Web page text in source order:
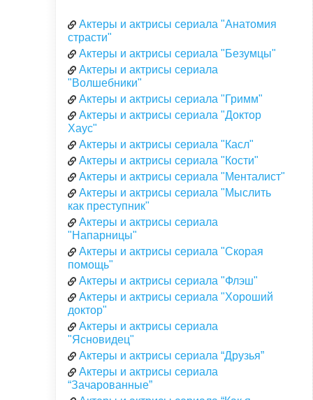
Актеры и актрисы сериала "Анатомия
страсти"
Актеры и актрисы сериала "Безумцы"
Актеры и актрисы сериала
"Волшебники"
Актеры и актрисы сериала "Гримм"
Актеры и актрисы сериала "Доктор
Хаус"
Актеры и актрисы сериала "Касл"
Актеры и актрисы сериала "Кости"
Актеры и актрисы сериала "Менталист"
Актеры и актрисы сериала "Мыслить
как преступник"
Актеры и актрисы сериала
"Напарницы"
Актеры и актрисы сериала "Скорая
помощь"
Актеры и актрисы сериала "Флэш"
Актеры и актрисы сериала "Хороший
доктор"
Актеры и актрисы сериала
"Ясновидец"
Актеры и актрисы сериала “Друзья”
Актеры и актрисы сериала
“Зачарованные”